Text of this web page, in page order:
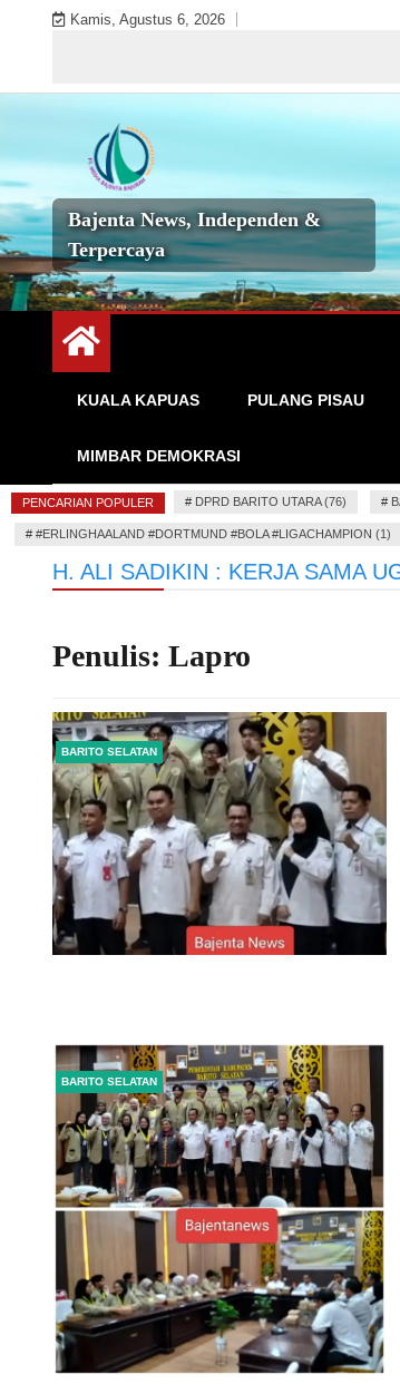
Kamis, Agustus 6, 2026
Bajenta News, Independen &
Terpercaya
KUALA KAPUAS PULANG PISAU
MIMBAR DEMOKRASI
PENCARIAN POPULER # DPRD BARITO UTARA (76) #
# #ERLINGHAALAND #DORTMUND #BOLA #LIGACHAMPION (1)
H. ALI SADIKIN : KERJA SAMA
Penulis: Lapro
BARITO SELATAN
BARITO SELATAN